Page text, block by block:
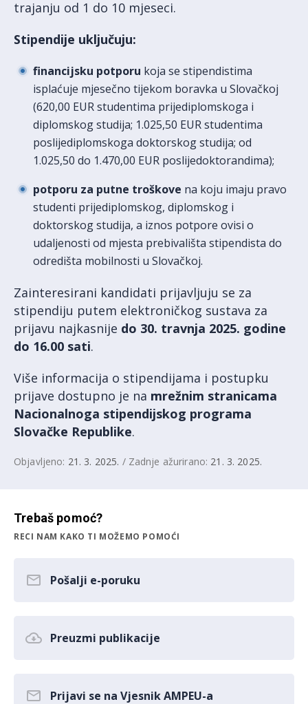
trajanju od 1 do 10 mjeseci.
Stipendije uključuju:
financijsku potporu koja se stipendistima
isplaćuje mjesečno tijekom boravka u Slovačkoj
(620,00 EUR studentima prijediplomskoga i
diplomskog studija; 1.025,50 EUR studentima
poslijediplomskoga doktorskog studija; od
1.025,50 do 1.470,00 EUR poslijedoktorandima);
potporu za putne troškove na koju imaju pravo
studenti prijediplomskog, diplomskog i
doktorskog studija, a iznos potpore ovisi o
udaljenosti od mjesta prebivališta stipendista do
odredišta mobilnosti u Slovačkoj.
Zainteresirani kandidati prijavljuju se za
stipendiju putem elektroničkog sustava za
prijavu najkasnije do 30. travnja 2025. godine
do 16.00 sati.
Više informacija o stipendijama i postupku
prijave dostupno je na mrežnim stranicama
Nacionalnoga stipendijskog programa
Slovačke Republike.
Objavljeno: 21. 3. 2025. / Zadnje ažurirano: 21. 3. 2025.
Trebaš pomoć?
RECI NAM KAKO TI MOŽEMO POMOĆI
Pošalji e-poruku
Preuzmi publikacije
Prijavi se na Vjesnik AMPEU-a